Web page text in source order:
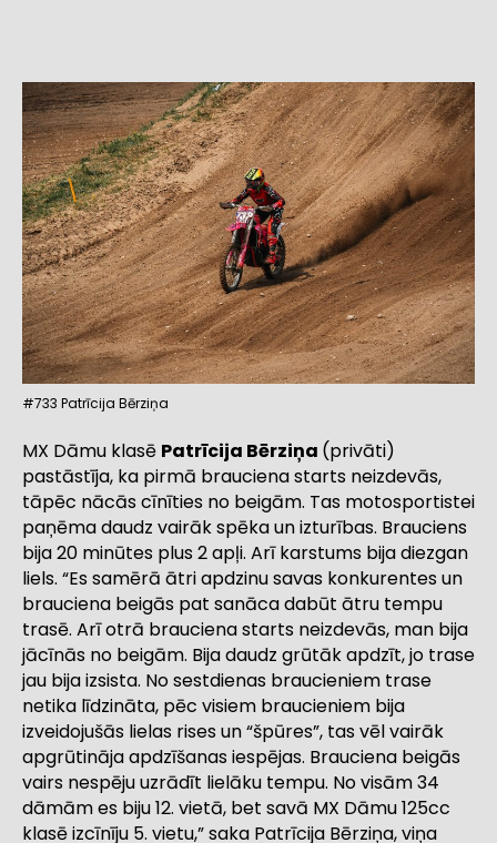
#733 Patrīcija Bērziņa
MX Dāmu klasē Patrīcija Bērziņa (privāti)
pastāstīja, ka pirmā brauciena starts neizdevās,
tāpēc nācās cīnīties no beigām. Tas motosportistei
paņēma daudz vairāk spēka un izturības. Brauciens
bija 20 minūtes plus 2 apļi. Arī karstums bija diezgan
liels. “Es samērā ātri apdzinu savas konkurentes un
brauciena beigās pat sanāca dabūt ātru tempu
trasē. Arī otrā brauciena starts neizdevās, man bija
jācīnās no beigām. Bija daudz grūtāk apdzīt, jo trase
jau bija izsista. No sestdienas braucieniem trase
netika līdzināta, pēc visiem braucieniem bija
izveidojušās lielas rises un “špūres”, tas vēl vairāk
apgrūtināja apdzīšanas iespējas. Brauciena beigās
vairs nespēju uzrādīt lielāku tempu. No visām 34
dāmām es biju 12. vietā, bet savā MX Dāmu 125cc
klasē izcīnīju 5. vietu,” saka Patrīcija Bērziņa, viņa